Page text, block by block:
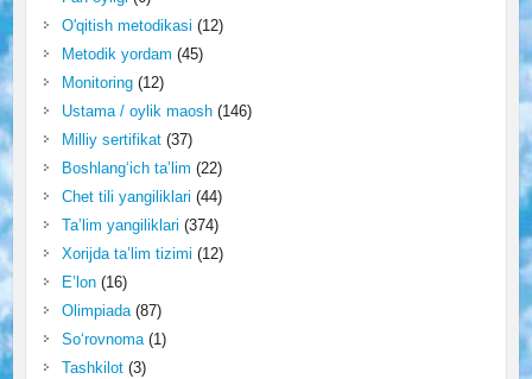
O'qitish metodikasi (12)
Metodik yordam (45)
Monitoring(12)
Ustama / oylik maosh(146)
Milliy sertifikat(37)
Boshlang‘ich ta’lim (22)
Chet tili yangiliklari (44)
Ta’lim yangiliklari (374)
Xorijda ta’lim tizimi (12)
E’lon(16)
Olimpiada(87)
So‘rovnoma(1)
Tashkilot(3)